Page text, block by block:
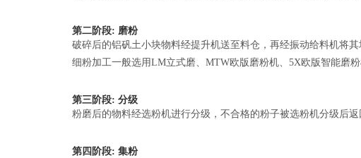
第二阶段: 磨粉
破碎后的铝矾土小块物料经提升机送至料仓，再经振动给料机将
细粉加工一般选用LM立式磨、MTW欧版磨粉机、5X欧版智能磨
第三阶段: 分级
粉磨后的物料经选粉机进行分级，不合格的粉子被选粉机分级后返
第四阶段: 集粉